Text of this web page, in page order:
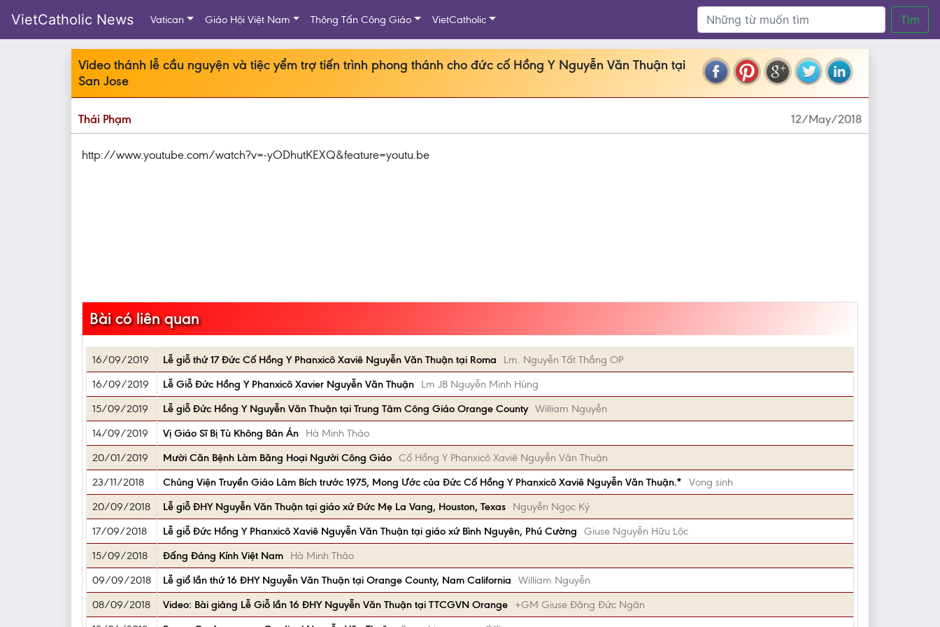
VietCatholic News Vatican Giáo Hội Việt Nam Thông Tấn Công Giáo VietCatholic Tìm
Video thánh lễ cầu nguyện và tiệc yểm trợ tiến trình phong thánh cho đức cố Hồng Y Nguyễn Văn Thuận tại
San Jose
Thái Phạm 12/May/2018
http://www.youtube.com/watch?v=-yODhutKEXQ&feature=youtu.be
Bài có liên quan
16/09/2019 Lễ giỗ thứ 17 Đức Cố Hồng Y Phanxicô Xaviê Nguyễn Văn Thuận tại Roma
Lm. Nguyễn Tất Thắng OP
16/09/2019
Lễ Giỗ Đức Hồng Y Phanxicô Xavier Nguyễn Văn Thuận
Lm JB Nguyễn Minh Hùng
15/09/2019
Lễ giỗ Đức Hồng Y Nguyễn Văn Thuận tại Trung Tâm Công Giáo Orange County William Nguyễn
14/09/2019
Vị Giáo Sĩ Bị Tù Không Bản Án
Hà Minh Thảo
20/01/2019
Mười Căn Bệnh Làm Băng Hoại Người Công Giáo Cố Hồng Y Phanxicô Xaviê Nguyễn Văn Thuận
23/11/2018
Chủng Viện Truyền Giáo Lâm Bích trước 1975, Mong Ước của Đức Cố Hồng Y Phanxicô Xaviê Nguyễn Văn Thuận.*
Vọng sinh
20/09/2018
Lễ giỗ ĐHY Nguyễn Văn Thuận tại giáo xứ Đức Mẹ La Vang, Houston, Texas
Nguyễn Ngọc Ký
17/09/2018
Lễ giỗ Đức Hồng Y Phanxicô Xaviê Nguyễn Văn Thuận tại giáo xứ Bình Nguyên, Phú Cường
Giuse Nguyễn Hữu Lộc
15/09/2018
Ðấng Ðáng Kính Việt Nam
Hà Minh Thảo
09/09/2018
Lễ giổ lần thứ 16 ĐHY Nguyễn Văn Thuận tại Orange County, Nam California
William Nguyễn
08/09/2018
Video: Bài giảng Lễ Giỗ lần 16 ĐHY Nguyễn Văn Thuận tại TTCGVN Orange +GM Giuse Đặng Đức Ngân